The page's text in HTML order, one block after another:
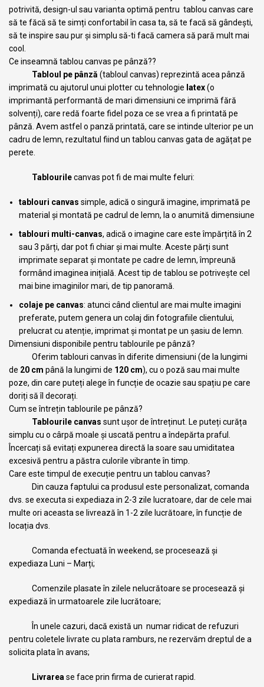
potrivită, design-ul sau varianta optimă pentru tablou canvas care
să te făcă să te simți confortabil în casa ta, să te facă să gândești,
să te inspire sau pur și simplu să-ti facă camera să pară mult mai
cool.
Ce inseamnă tablou canvas pe pânză??
Tabloul pe pânză (tabloul canvas) reprezintă acea pânză
imprimată cu ajutorul unui plotter cu tehnologie latex(o
imprimantă performantă de mari dimensiuni ce imprimă fără
solvenți), care redă foarte fidel poza ce se vrea a fi printată pe
pânză. Avem astfel o panză printată, care se intinde ulterior pe un
cadru de lemn, rezultatul fiind un tablou canvas gata de agățat pe
perete.
Tablourilecanvas pot fi de mai multe feluri:
tablouri canvas simple, adică o singură imagine, imprimată pe
material și montată pe cadrul de lemn, la o anumită dimensiune
tablouri multi-canvas, adică o imagine care este împărțită în 2
sau 3 părți, dar pot fi chiar și mai multe. Aceste părți sunt
imprimate separat și montate pe cadre de lemn, împreună
formând imaginea inițială. Acest tip de tablou se potrivește cel
mai bine imaginilor mari, de tip panoramă.
colaje pe canvas: atunci când clientul are mai multe imagini
preferate, putem genera un colaj din fotografiile clientului,
prelucrat cu atenție, imprimat și montat pe un șasiu de lemn.
Dimensiuni disponibile pentru tablourile pe pânză?
Oferim tablouri canvas în diferite dimensiuni (de la lungimi
de 20 cm până la lungimi de 120 cm), cu o poză sau mai multe
poze, din care puteți alege în funcție de ocazie sau spațiu pe care
doriți să îl decorați.
Cum se întrețin tablourile pe pânză?
Tablourile canvas sunt ușor de întreținut. Le puteți curăța
simplu cu o cârpă moale și uscată pentru a îndepărta praful.
Încercați să evitați expunerea directă la soare sau umiditatea
excesivă pentru a păstra culorile vibrante în timp.
Care este timpul de execuție pentru un tablou canvas?
Din cauza faptului ca produsul este personalizat, comanda
dvs. se executa si expediaza in 2-3 zile lucratoare, dar de cele mai
multe ori aceasta se livrează în 1-2 zile lucrătoare, în funcție de
locația dvs.
Comanda efectuată în weekend, se procesează și
expediaza Luni – Marți;
Comenzile plasate în zilele nelucrătoare se procesează și
expediază în urmatoarele zile lucrătoare;
În unele cazuri, dacă există un numar ridicat de refuzuri
pentru coletele livrate cu plata ramburs, ne rezervăm dreptul de a
solicita plata în avans;
Livrarea se face prin firma de curierat rapid.